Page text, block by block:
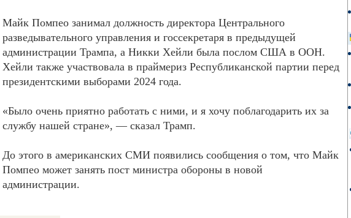
Майк Помпео занимал должность директора Центрального
разведывательного управления и госсекретаря в предыдущей
администрации Трампа, а Никки Хейли была послом США в ООН.
Хейли также участвовала в праймериз Республиканской партии перед
президентскими выборами 2024 года.
«Было очень приятно работать с ними, и я хочу поблагодарить их за
службу нашей стране», — сказал Трамп.
До этого в американских СМИ появились сообщения о том, что Майк
Помпео может занять пост министра обороны в новой
администрации.